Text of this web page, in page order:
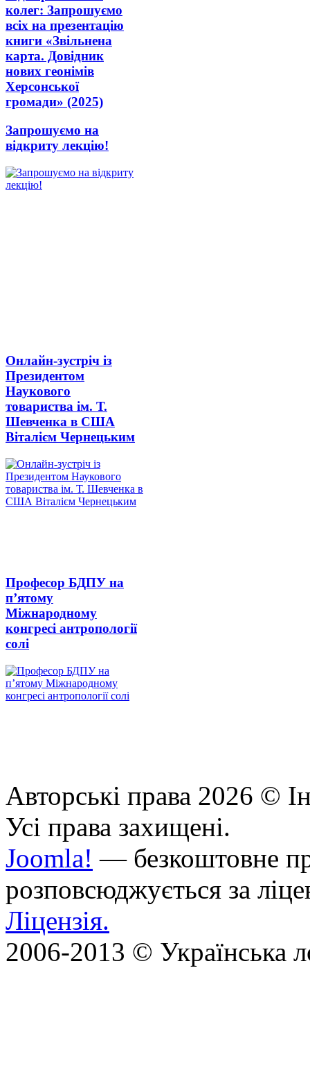
колег: Запрошуємо
всіх на презентацію
книги «Звільнена
карта. Довідник
нових геонімів
Херсонської
громади» (2025)
Запрошуємо на
відкриту лекцію!
Онлайн-зустріч із
Президентом
Наукового
товариства ім. Т.
Шевченка в США
Віталієм Чернецьким
Професор БДПУ на
п’ятому
Міжнародному
конгресі антропології
солі
Авторські права 2026 ©
Усі права захищені.
Joomla! — безкоштовне
розповсюджується за
Ліцензія.
2006-2013 © Українська